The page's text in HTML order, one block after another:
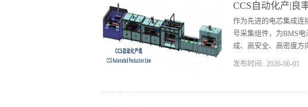
CCS自动化产|良
作为先进的电芯集成连
号采集组件，为BMS
成、高安全、高密度方
发布时间: 2026-06-01